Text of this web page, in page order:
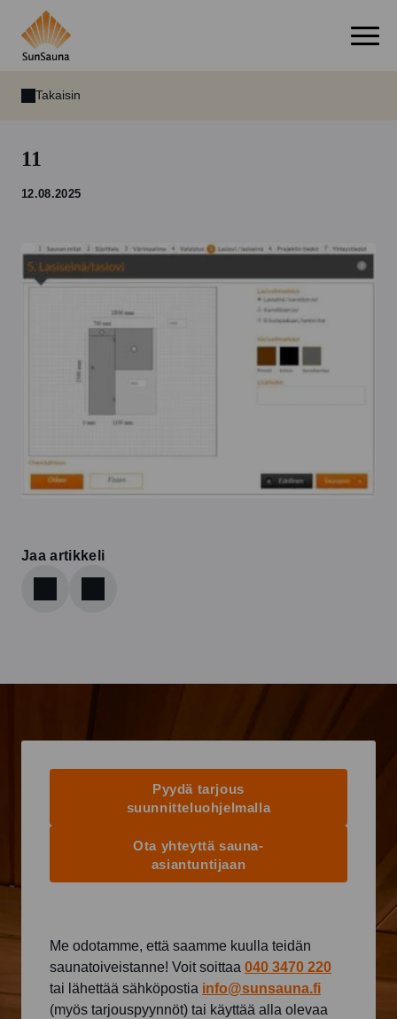
Takaisin
12.08.2025
11
Jaa artikkeli
Pyydä tarjous
suunnitteluohjelmalla
Ota yhteyttä sauna-
asiantuntijaan
Me odotamme, että saamme kuulla teidän
saunatoiveistanne! Voit soittaa 040 3470 220
tai lähettää sähköpostia info@sunsauna.fi
(myös tarjouspyynnöt) tai käyttää alla olevaa